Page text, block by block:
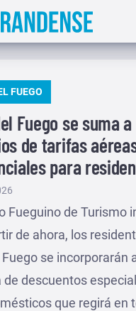
FUEGO
Fuego se suma
de tarifas
para
Fueguino de Turismo
de ahora, los
se incorporarán
de descuentos
que regirá en